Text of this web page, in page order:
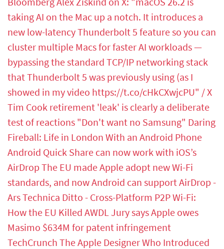
taking AI on the Mac up a notch. It introduces a
new low-latency Thunderbolt 5 feature so you can
cluster multiple Macs for faster AI workloads —
bypassing the standard TCP/IP networking stack
that Thunderbolt 5 was previously using (as I
showed in my video https://t.co/cHkCXwjcPU" / X
Tim Cook retirement 'leak' is clearly a deliberate
test of reactions "Don't want no Samsung" Daring
Fireball: Life in London With an Android Phone
Android Quick Share can now work with iOS’s
AirDrop The EU made Apple adopt new Wi-Fi
standards, and now Android can support AirDrop -
Ars Technica Ditto - Cross-Platform P2P Wi-Fi:
How the EU Killed AWDL Jury says Apple owes
Masimo $634M for patent infringement
TechCrunch The Apple Designer Who Introduced